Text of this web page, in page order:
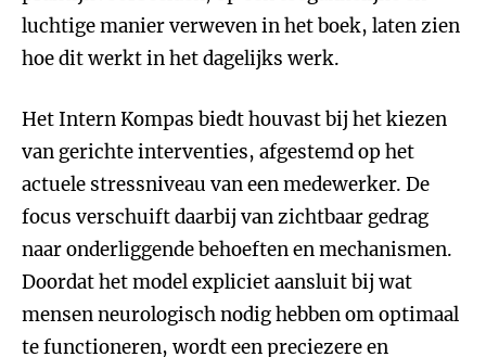
luchtige manier verweven in het boek, laten zien
hoe dit werkt in het dagelijks werk.
Het Intern Kompas biedt houvast bij het kiezen
van gerichte interventies, afgestemd op het
actuele stressniveau van een medewerker. De
focus verschuift daarbij van zichtbaar gedrag
naar onderliggende behoeften en mechanismen.
Doordat het model expliciet aansluit bij wat
mensen neurologisch nodig hebben om optimaal
te functioneren, wordt een preciezere en